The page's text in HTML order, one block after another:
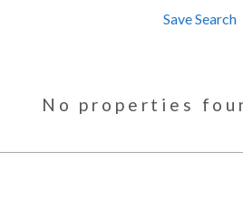
Save Search
No properties